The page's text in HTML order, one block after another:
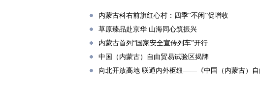
内蒙古科右前旗红心村：四季“不闲”促增收
草原臻品赴京华 山海同心筑振兴
内蒙古首列“国家安全宣传列车”开行
中国（内蒙古）自由贸易试验区揭牌
向北开放高地 联通内外枢纽——《中国（内蒙古）